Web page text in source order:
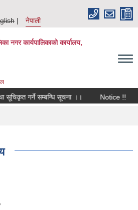
नेपाली
नगर कार्यपालिकाको कार्यालय,
गर्ने सम्बन्धि सूचना ।। Notice !!